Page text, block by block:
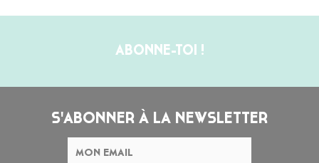
ABONNE-TOI !
S'ABONNER À LA NEWSLETTER